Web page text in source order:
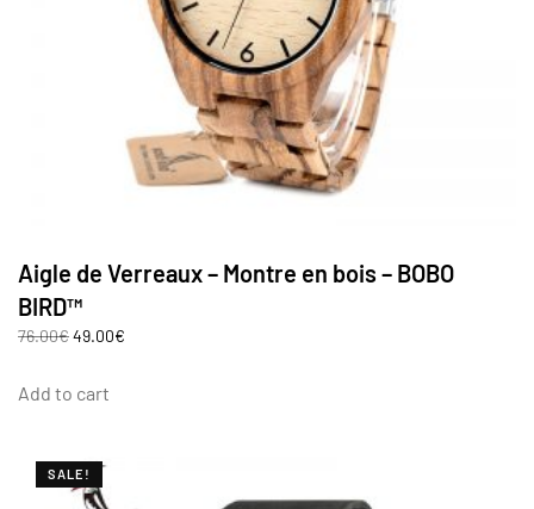
Aigle de Verreaux – Montre en bois – BOBO
BIRD™
76.00€49.00€
Add to cart
SALE!